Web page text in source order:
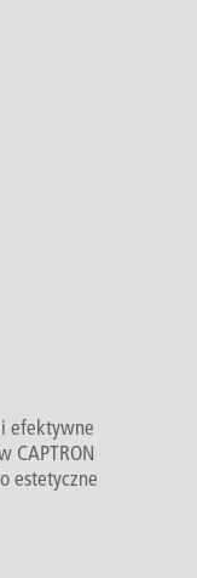
i efektywne
CAPTRON
estetyczne